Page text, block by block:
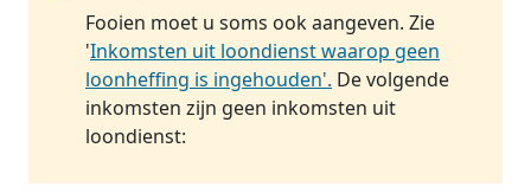
Fooien moet u soms ook aangeven. Zie
'Inkomsten uit loondienst waarop geen
loonheffing is ingehouden'. De volgende
inkomsten zijn geen inkomsten uit
loondienst: